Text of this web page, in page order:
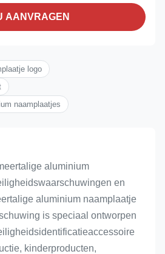
AANVRAGEN
logo
naamplaatjes
aluminium
en
aluminium naamplaatje
is speciaal ontworpen
kinderproducten,